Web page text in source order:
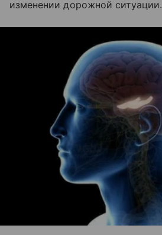
изменении дорожной ситуации.